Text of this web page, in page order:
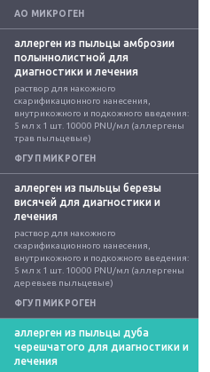
АО МИКРОГЕН
аллерген из пыльцы амброзии
полыннолистной для
диагностики и лечения
раствор для накожного
скарификационного нанесения,
внутрикожного и подкожного введения:
5 мл x 1 шт. 10000 PNU/мл (аллергены
трав пыльцевые)
ФГУП МИКРОГЕН
аллерген из пыльцы березы
висячей для диагностики и
лечения
раствор для накожного
скарификационного нанесения,
внутрикожного и подкожного введения:
5 мл x 1 шт. 10000 PNU/мл (аллергены
деревьев пыльцевые)
ФГУП МИКРОГЕН
аллерген из пыльцы дуба
черешчатого для диагностики и
лечения